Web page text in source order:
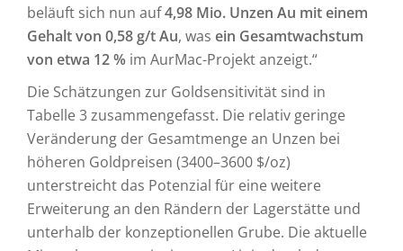
beläuft sich nun auf4,98 Mio. Unzen Au mit einem
Gehalt von 0,58 g/t Au, was ein Gesamtwachstum
von etwa 12 % im AurMac-Projekt anzeigt.“
Die Schätzungen zur Goldsensitivität sind in
Tabelle 3 zusammengefasst. Die relativ geringe
Veränderung der Gesamtmenge an Unzen bei
höheren Goldpreisen (3400–3600 $/oz)
unterstreicht das Potenzial für eine weitere
Erweiterung an den Rändern der Lagerstätte und
unterhalb der konzeptionellen Grube. Die aktuelle